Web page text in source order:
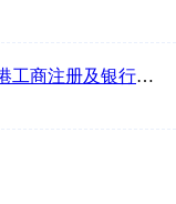
工商注册及银行开